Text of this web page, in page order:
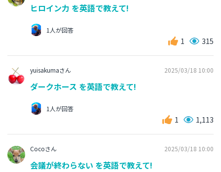
ヒロイン力 を英語で教えて!
1人が回答
1 315
yuisakumaさん 2025/03/18 10:00
ダークホース を英語で教えて!
1人が回答
1 1,113
Cocoさん 2025/03/18 10:00
会議が終わらない を英語で教えて!